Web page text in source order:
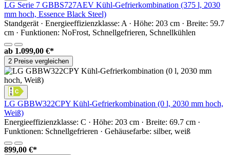
LG Serie 7 GBBS727AEV Kühl-Gefrierkombination (375 l, 2030
mm hoch, Essence Black Steel)
Standgerät · Energieeffizienzklasse: A · Höhe: 203 cm · Breite: 59.7
cm · Funktionen: NoFrost, Schnellgefrieren, Schnellkühlen
ab 1.099,00 €*
2 Preise vergleichen
LG GBBW322CPY Kühl-Gefrierkombination (0 l, 2030 mm hoch,
Weiß)
Energieeffizienzklasse: C · Höhe: 203 cm · Breite: 69.7 cm ·
Funktionen: Schnellgefrieren · Gehäusefarbe: silber, weiß
899,00 €*